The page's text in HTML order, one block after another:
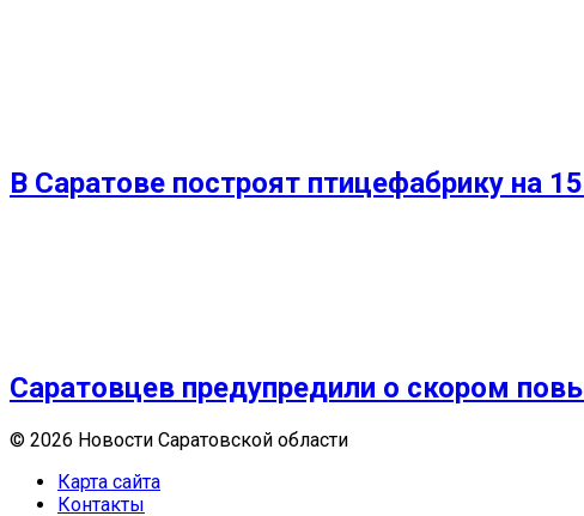
В Саратове построят птицефабрику на
Саратовцев предупредили о скором
© 2026 Новости Саратовской области
Карта сайта
Контакты